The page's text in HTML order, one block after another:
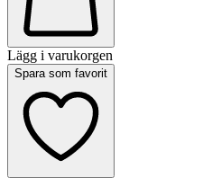
Lägg i varukorgen
Spara som favorit